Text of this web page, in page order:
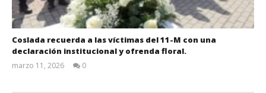
Coslada recuerda a las víctimas del 11-M con una
declaración institucional y ofrenda floral.
marzo 11, 2026
0